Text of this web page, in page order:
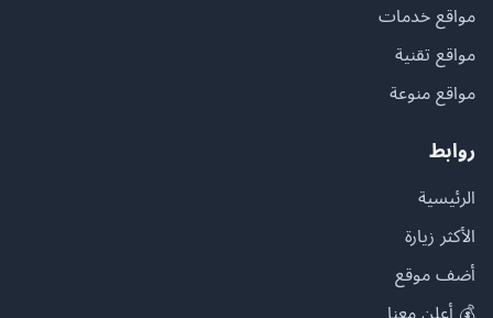
مواقع خدمات
مواقع تقنية
مواقع منوعة
روابط
الرئيسية
الأكثر زيارة
أضف موقع
💰 أعلن معنا